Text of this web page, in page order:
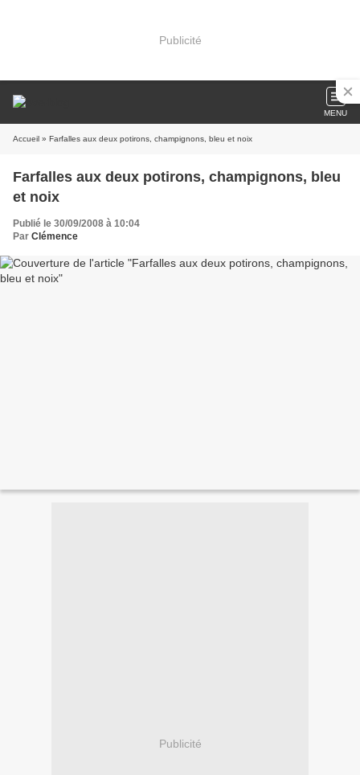
Publicité
MENU
Accueil » Farfalles aux deux potirons, champignons, bleu et noix
Farfalles aux deux potirons, champignons, bleu
et noix
Publié le 30/09/2008 à 10:04
Par Clémence
Publicité